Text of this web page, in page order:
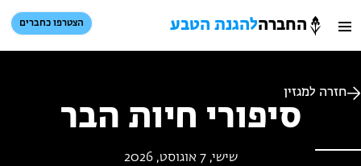
החברהלהגנת הטבע הצטרפו כחברים
הזמינו פעילויות וטיולים מודרכים
חזרה למגזין
סיפורי חיות הבר
שישי, 7 אוגוסט, 2026